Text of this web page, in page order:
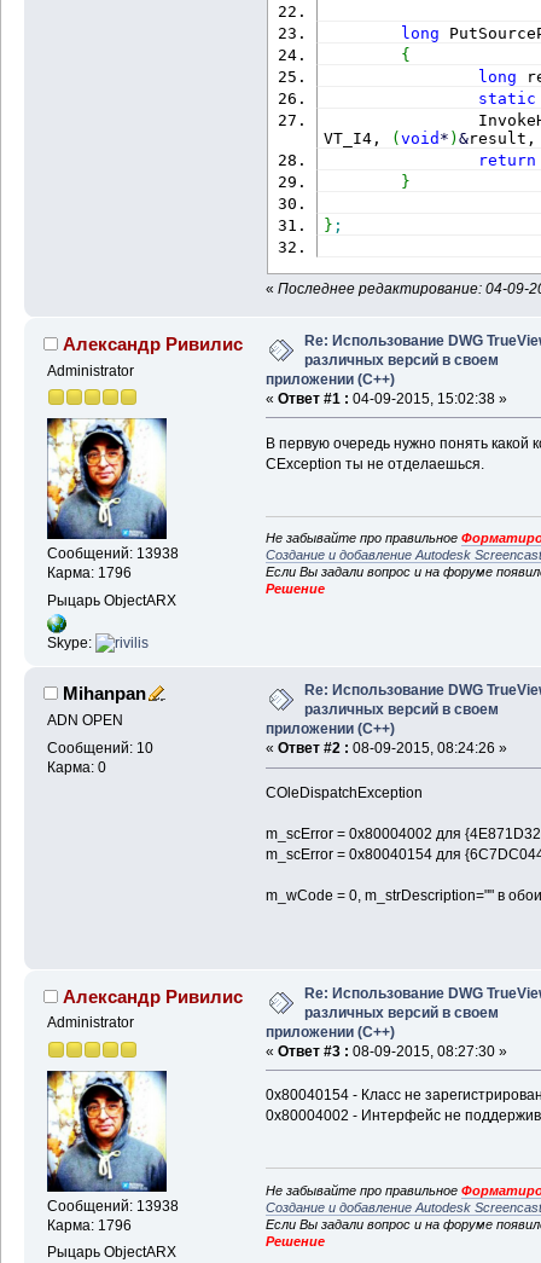
long
{
long
static
VT_I4,
(void * )&result,
return
}
} ;
« Последнее редактирование: 04-09-
Александр Ривилис
Administrator
Сообщений: 13938
Карма: 1796
Рыцарь ObjectARX
Skype:
Re: Использование DWG
различных версий в своем
приложении (С++)
« Ответ #1 : 04-09-2015, 15:02:38 »
В первую очередь нужно понять какой
CException ты не отделаешься.
Не забывайте про правильное
Создание и добавление Autodesk
Если Вы задали вопрос и на форуме
Решение
Mihanpan
ADN OPEN
Сообщений: 10
Карма: 0
Re: Использование DWG
различных версий в своем
приложении (С++)
« Ответ #2 : 08-09-2015, 08:24:26 »
COleDispatchException
m_scError = 0x80004002 для
m_scError = 0x80040154 для
m_wCode = 0, m_strDescription="" в
Александр Ривилис
Administrator
Сообщений: 13938
Карма: 1796
Рыцарь ObjectARX
Re: Использование DWG
различных версий в своем
приложении (С++)
« Ответ #3 : 08-09-2015, 08:27:30 »
0x80040154 - Класс не
0x80004002 - Интерфейс не
Не забывайте про правильное
Создание и добавление Autodesk
Если Вы задали вопрос и на форуме
Решение